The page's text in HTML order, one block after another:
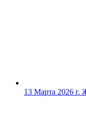
13 Марта 2026 г.